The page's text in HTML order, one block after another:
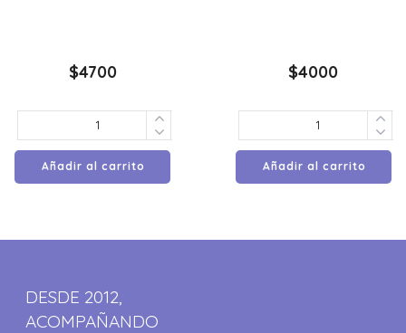
$4700
Añadir al carrito
$4000
Añadir al carrito
DESDE 2012,
ACOMPAÑANDO